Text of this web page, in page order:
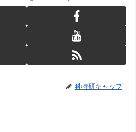
科特研キャップ